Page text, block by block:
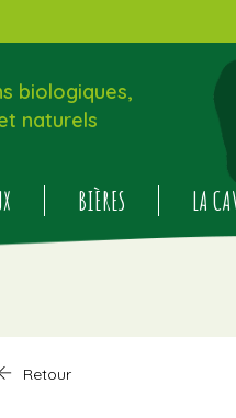
biologiques,
naturels
BIÈRES LA
Retour